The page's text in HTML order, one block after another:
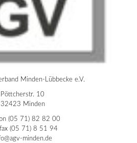
Minden-Lübbecke e.V.
Pöttcherstr. 10
32423 Minden
(05 71) 82 82 00
(05 71) 8 51 94
minden.de